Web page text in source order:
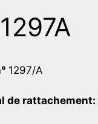
1297/A
de rattachement: